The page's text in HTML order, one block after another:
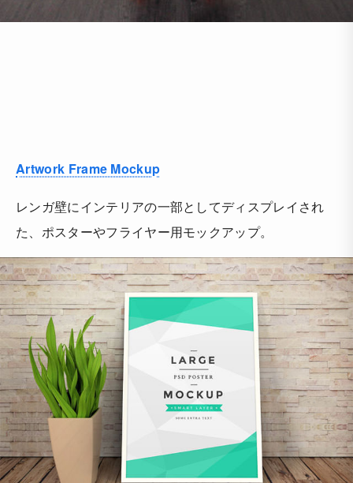
Artwork Frame Mockup
レンガ壁にインテリアの一部としてディスプレイされ
た、ポスターやフライヤー用モックアップ。